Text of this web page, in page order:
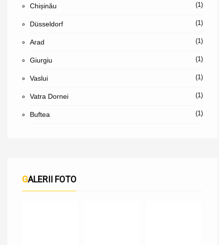
Chișinău (1)
Düsseldorf (1)
Arad (1)
Giurgiu (1)
Vaslui (1)
Vatra Dornei (1)
Buftea (1)
GALERII FOTO